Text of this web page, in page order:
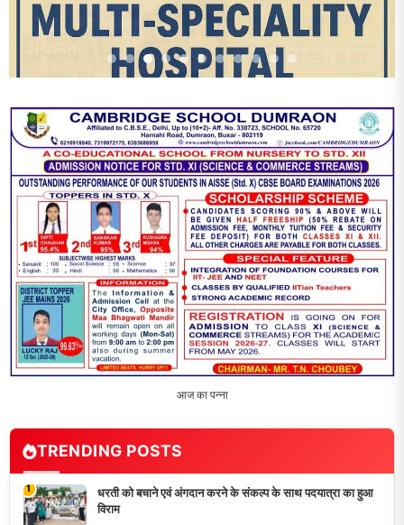
आज का पन्ना
TRENDING POSTS
1
धरती को बचाने एवं अंगदान करने के संकल्प के साथ पदयात्रा का हुआ
विराम